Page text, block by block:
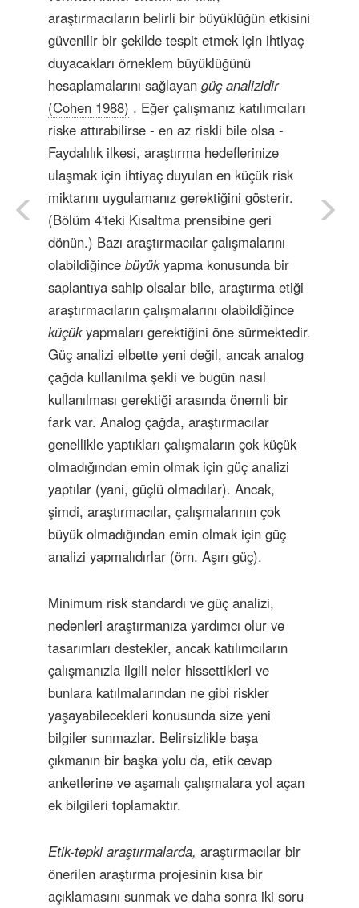
araştırmacıların belirli bir büyüklüğün etkisini
güvenilir bir şekilde tespit etmek için ihtiyaç
duyacakları örneklem büyüklüğünü
hesaplamalarını sağlayan güç analizidir
(Cohen 1988) . Eğer çalışmanız katılımcıları
riske attırabilirse - en az riskli bile olsa -
Faydalılık ilkesi, araştırma hedeflerinize
ulaşmak için ihtiyaç duyulan en küçük risk
miktarını uygulamanız gerektiğini gösterir.
(Bölüm 4'teki Kısaltma prensibine geri
dönün.) Bazı araştırmacılar çalışmalarını
olabildiğince büyükyapma konusunda bir
saplantıya sahip olsalar bile, araştırma etiği
araştırmacıların çalışmalarını olabildiğince
küçükyapmaları gerektiğini öne sürmektedir.
Güç analizi elbette yeni değil, ancak analog
çağda kullanılma şekli ve bugün nasıl
kullanılması gerektiği arasında önemli bir
fark var. Analog çağda, araştırmacılar
genellikle yaptıkları çalışmaların çok küçük
olmadığından emin olmak için güç analizi
yaptılar (yani, güçlü olmadılar). Ancak,
şimdi, araştırmacılar, çalışmalarının çok
büyük olmadığından emin olmak için güç
analizi yapmalıdırlar (örn. Aşırı güç).
Minimum risk standardı ve güç analizi,
nedenleri araştırmanıza yardımcı olur ve
tasarımları destekler, ancak katılımcıların
çalışmanızla ilgili neler hissettikleri ve
bunlara katılmalarından ne gibi riskler
yaşayabilecekleri konusunda size yeni
bilgiler sunmazlar. Belirsizlikle başa
çıkmanın bir başka yolu da, etik cevap
anketlerine ve aşamalı çalışmalara yol açan
ek bilgileri toplamaktır.
Etik-tepki araştırmalarda, araştırmacılar bir
önerilen araştırma projesinin kısa bir
açıklamasını sunmak ve daha sonra iki soru